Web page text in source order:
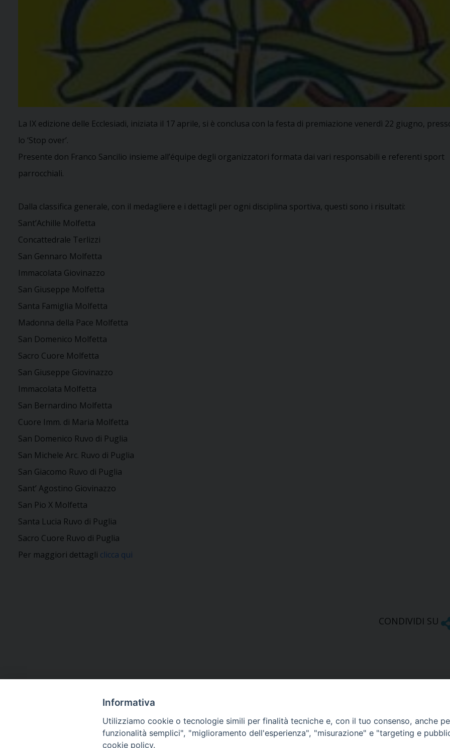
La IX edizione delle Ecclesiadi, iniziata il 17 aprile, si è conclusa con la festa di premiazione venerdì 22 giugno,
lo ‘Stop over’.
Presente don Franco Sancilio insieme all’équipe degli organizzatori formata dai vari responsabili e referenti sport
parrocchiali.
Dalla classifica generale, con il medagliere e i dettagli per ogni disciplina sportiva, questi sono i risultati:
Sant’Achille Molfetta
Concattedrale Terlizzi
San Gennaro Molfetta
Immacolata Giovinazzo
San Giuseppe Molfetta
Santa Famiglia Molfetta
Madonna della Pace Molfetta
San Domenico Molfetta
Sacro Cuore Molfetta
San Giuseppe Giovinazzo
Immacolata Molfetta
San Bernardino Molfetta
Cuore Imm. di Maria Molfetta
San Domenico Ruvo di Puglia
San Michele Arc. Ruvo di Puglia
San Giacomo Ruvo di Puglia
Sant’ Agostino Giovinazzo
San Pio X Molfetta
Santa Lucia Ruvo di Puglia
Sacro Cuore Ruvo di Puglia
Per maggiori dettagli clicca qui
CONDIVIDI SU
Informativa
Utilizziamo cookie o tecnologie simili per finalità tecniche e, con il tuo consenso, anche
funzionalità semplici", "miglioramento dell'esperienza", "misurazione" e "targeting e
cookie policy.